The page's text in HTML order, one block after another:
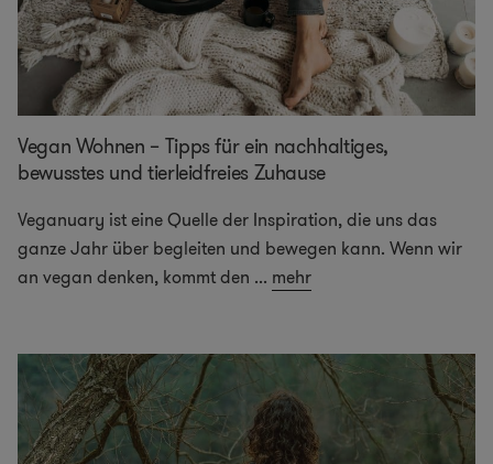
Vegan Wohnen – Tipps für ein nachhaltiges,
bewusstes und tierleidfreies Zuhause
Veganuary ist eine Quelle der Inspiration, die uns das
ganze Jahr über begleiten und bewegen kann. Wenn wir
an vegan denken, kommt den ... mehr